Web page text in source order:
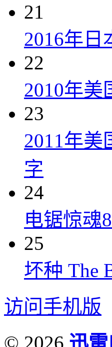
21
2016年日
22
2010年美
23
2011年
字
24
电锯惊魂
25
坏种 The
访问手机版
© 2026 迅